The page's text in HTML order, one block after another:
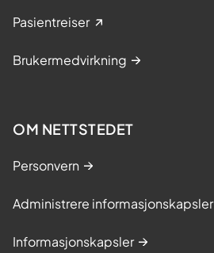
Pasientreiser
Brukermedvirkning
OM NETTSTEDET
Personvern
Administrere informasjonskapsler
Informasjonskapsler